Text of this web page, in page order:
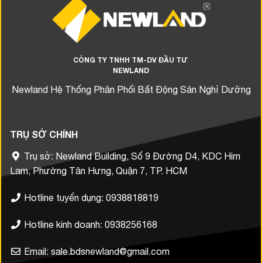
CÔNG TY TNHH TM-DV ĐẦU TƯ
NEWLAND
Newland Hệ Thống Phân Phối Bất Động Sản Nghỉ Dưỡng
TRỤ SỞ CHÍNH
Trụ sở: Newland Building, Số 9 Đường D4, KDC Him
Lam, Phường Tân Hưng, Quận 7, TP. HCM
Hotline tuyển dụng: 0938818819
Hotline kinh doanh: 0938256168
Email: sale.bdsnewland@gmail.com